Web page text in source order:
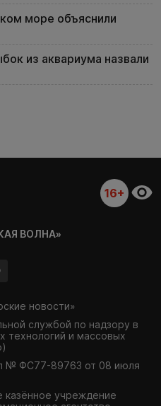
море объяснили
из аквариума назвали
16+
ВОЛНА»
новости»
службой по надзору в
технологий и массовых
№ ФС77-89763 от 08 июля
казённое учреждение